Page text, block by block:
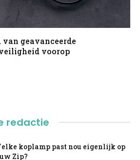
geavanceerde
voorop
redactie
koplamp past nou eigenlijk op
Zip?